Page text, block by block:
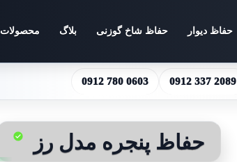
حفاظ دیوار حفاظ شاخ گوزنی بلاگ محصولات
0912 780 0603 0912 337 2089
حفاظ پنجره مدل رز